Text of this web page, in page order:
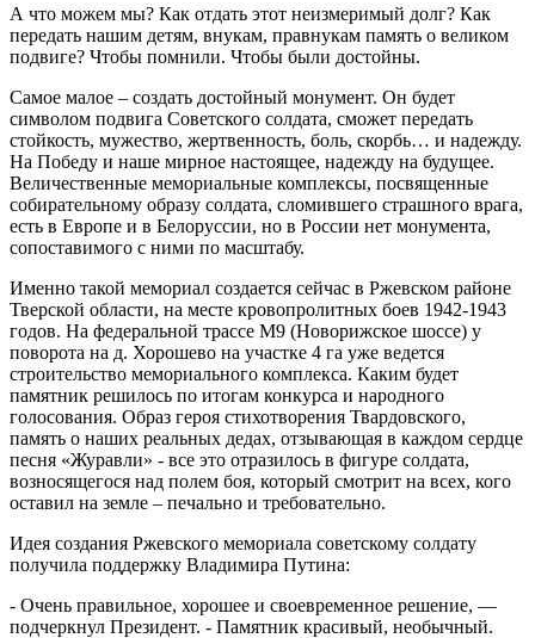
А что можем мы? Как отдать этот неизмеримый долг? Как
передать нашим детям, внукам, правнукам память о великом
подвиге? Чтобы помнили. Чтобы были достойны.
Самое малое – создать достойный монумент. Он будет
символом подвига Советского солдата, сможет передать
стойкость, мужество, жертвенность, боль, скорбь… и надежду.
На Победу и наше мирное настоящее, надежду на будущее.
Величественные мемориальные комплексы, посвященные
собирательному образу солдата, сломившего страшного врага,
есть в Европе и в Белоруссии, но в России нет монумента,
сопоставимого с ними по масштабу.
Именно такой мемориал создается сейчас в Ржевском районе
Тверской области, на месте кровопролитных боев 1942-1943
годов. На федеральной трассе М9 (Новорижское шоссе) у
поворота на д. Хорошево на участке 4 га уже ведется
строительство мемориального комплекса. Каким будет
памятник решилось по итогам конкурса и народного
голосования. Образ героя стихотворения Твардовского,
память о наших реальных дедах, отзывающая в каждом сердце
песня «Журавли» - все это отразилось в фигуре солдата,
возносящегося над полем боя, который смотрит на всех, кого
оставил на земле – печально и требовательно.
Идея создания Ржевского мемориала советскому солдату
получила поддержку Владимира Путина:
- Очень правильное, хорошее и своевременное решение, —
подчеркнул Президент. - Памятник красивый, необычный.